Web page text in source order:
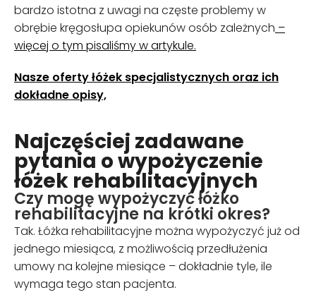
bardzo istotna z uwagi na częste problemy w
obrębie kręgosłupa opiekunów osób zależnych –
więcej o tym pisaliśmy w artykule.
Nasze oferty łóżek specjalistycznych oraz ich
dokładne opisy,
Najczęściej zadawane
pytania o wypożyczenie
łóżek rehabilitacyjnych
Czy mogę wypożyczyć łóżko
rehabilitacyjne na krótki okres?
Tak. Łóżka rehabilitacyjne można wypożyczyć już od
jednego miesiąca, z możliwością przedłużenia
umowy na kolejne miesiące – dokładnie tyle, ile
wymaga tego stan pacjenta.